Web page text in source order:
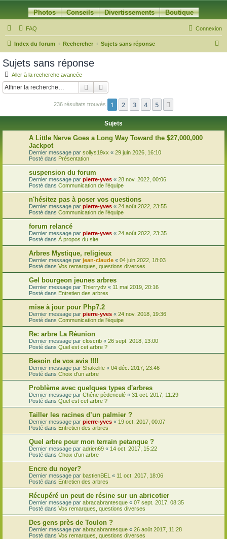
Photos Conseils Divertissements Boutique
FAQ Connexion
Index du forum Rechercher Sujets sans réponse
c
Sujets sans réponse
Aller à la recherche avancée
Rechercher
236 résultats trouvés 1 2 3 4 5
Sujets
A Little Nerve Goes a Long Way Toward the $27,000,000
Jackpot
Dernier message par sollys19xx « 29 juin 2026, 16:10
Posté dans Présentation
suspension du forum
Dernier message par pierre-yves « 28 nov. 2022, 00:06
Posté dans Communication de l'équipe
n'hésitez pas à poser vos questions
Dernier message par pierre-yves « 24 août 2022, 23:55
Posté dans Communication de l'équipe
forum relancé
Dernier message par pierre-yves « 24 août 2022, 23:35
Posté dans À propos du site
Arbres Mystique, religieux
Dernier message par jean-claude « 04 juin 2022, 18:03
Posté dans Vos remarques, questions diverses
Gel bourgeon jeunes arbres
Dernier message par Thierrydv « 11 mai 2019, 20:16
Posté dans Entretien des arbres
mise à jour pour Php7.2
Dernier message par pierre-yves « 24 nov. 2018, 19:36
Posté dans Communication de l'équipe
Re: arbre La Réunion
Dernier message par closcrib « 26 sept. 2018, 13:00
Posté dans Quel est cet arbre ?
Besoin de vos avis !!!!
Dernier message par Shakelife « 04 déc. 2017, 23:46
Posté dans Choix d'un arbre
Problème avec quelques types d'arbres
Dernier message par Chêne pèdenculé « 31 oct. 2017, 11:29
Posté dans Quel est cet arbre ?
Tailler les racines d’un palmier ?
Dernier message par pierre-yves « 19 oct. 2017, 00:07
Posté dans Entretien des arbres
Quel arbre pour mon terrain petanque ?
Dernier message par adrien69 « 14 oct. 2017, 15:22
Posté dans Choix d'un arbre
Encre du noyer?
Dernier message par bastienBEL « 11 oct. 2017, 18:06
Posté dans Entretien des arbres
Récupéré un peut de résine sur un abricotier
Dernier message par abracabrantesque « 07 sept. 2017, 08:35
Posté dans Vos remarques, questions diverses
Des gens près de Toulon ?
Dernier message par abracabrantesque « 26 août 2017, 11:28
Posté dans Vos remarques, questions diverses